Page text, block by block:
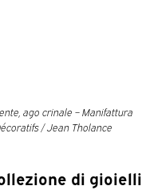
ago crinale – Manifattura
/ Jean Tholance
di gioielli